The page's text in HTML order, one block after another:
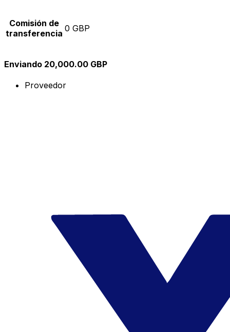
Comisión de
transferencia 0 GBP
Enviando 20,000.00 GBP
Proveedor